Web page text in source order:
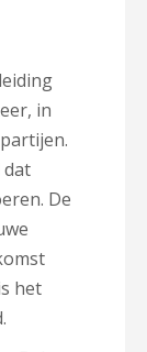
in
dat
De
het